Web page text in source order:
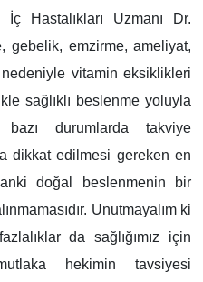
Hastalıkları Uzmanı Dr.
gebelik, emzirme, ameliyat,
nedeniyle vitamin eksiklikleri
sağlıklı beslenme yoluyla
bazı durumlarda takviye
dikkat edilmesi gereken en
doğal beslenmenin bir
Unutmayalım ki
da sağlığımız için
hekimin tavsiyesi